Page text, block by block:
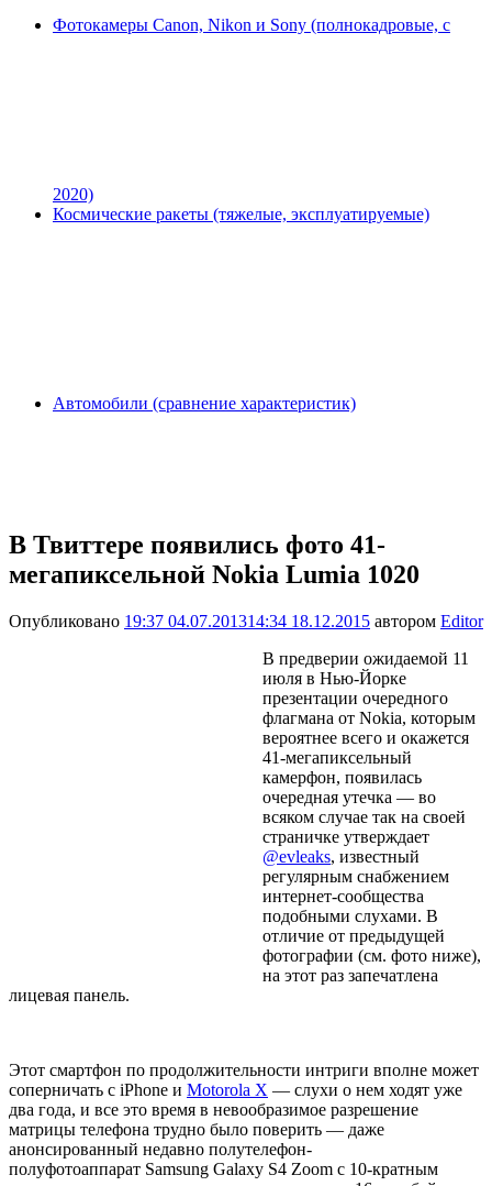
Фотокамеры Canon, Nikon и Sony (полнокадровые, с
2020)
Космические ракеты (тяжелые, эксплуатируемые)
Автомобили (сравнение характеристик)
В Твиттере появились фото 41-
мегапиксельной Nokia Lumia 1020
Опубликовано 19:37 04.07.201314:34 18.12.2015 автором Editor
В предверии ожидаемой 11
июля в Нью-Йорке
презентации очередного
флагмана от Nokia, которым
вероятнее всего и окажется
41-мегапиксельный
камерфон, появилась
очередная утечка — во
всяком случае так на своей
страничке утверждает
@evleaks, известный
регулярным снабжением
интернет-сообщества
подобными слухами. В
отличие от предыдущей
фотографии (см. фото ниже),
на этот раз запечатлена
лицевая панель.
Этот смартфон по продолжительности интриги вполне может
соперничать с iPhone и Motorola X — слухи о нем ходят уже
два года, и все это время в невообразимое разрешение
матрицы телефона трудно было поверить — даже
анонсированный недавно полутелефон-
полуфотоаппарат Samsung Galaxy S4 Zoom с 10-кратным